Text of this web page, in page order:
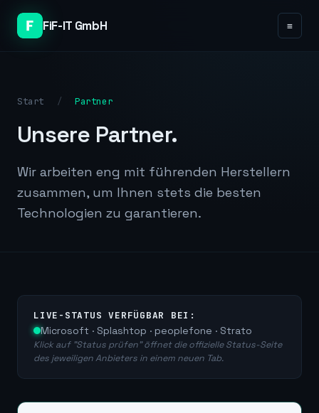
FiF-IT GmbH ≡
Start / Partner
Unsere Partner.
Wir arbeiten eng mit führenden Herstellern
zusammen, um Ihnen stets die besten
Technologien zu garantieren.
LIVE-STATUS VERFÜGBAR BEI:
Microsoft · Splashtop · peoplefone · Strato
Klick auf "Status prüfen" öffnet die offizielle Status-Seite
des jeweiligen Anbieters in einem neuen Tab.